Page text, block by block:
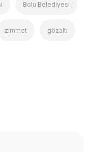
Bolu Belediyesi
zimmet gözaltı